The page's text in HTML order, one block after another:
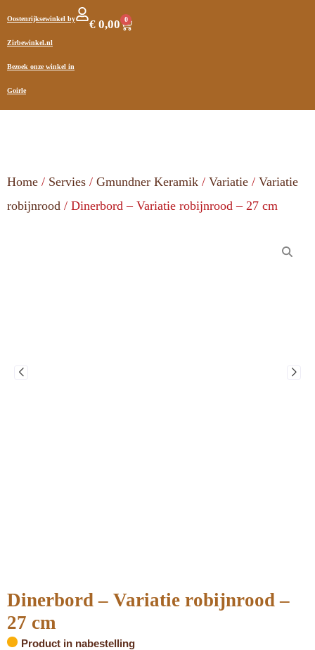
Oostenrijksewinkel by
Zirbewinkel.nl
Bezoek onze winkel in
Goirle
€ 0,00 0
Home / Servies / Gmundner Keramik / Variatie / Variatie
robijnrood / Dinerbord – Variatie robijnrood – 27 cm
Dinerbord – Variatie robijnrood –
27 cm
Product in nabestelling